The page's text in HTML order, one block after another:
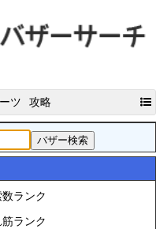
ツ 攻略
ランク
ランク